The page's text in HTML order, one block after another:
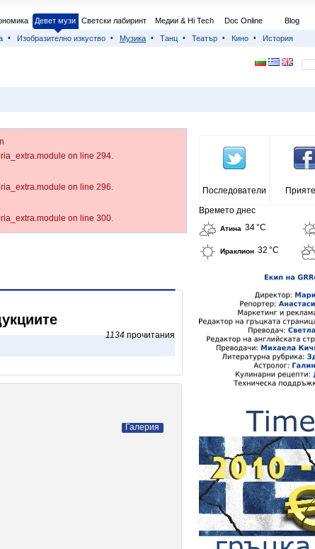
Девет музи Светски лабиринт Медии & Hi Tech Doc Online Blog
Изобразително изкуство Музика Танц Театър Кино История
on line 294.
on line 296.
on line 300.
1134 прочитания
Галерия
Последователи
Времето днес
Атина 34 °C
Ираклион 32 °C